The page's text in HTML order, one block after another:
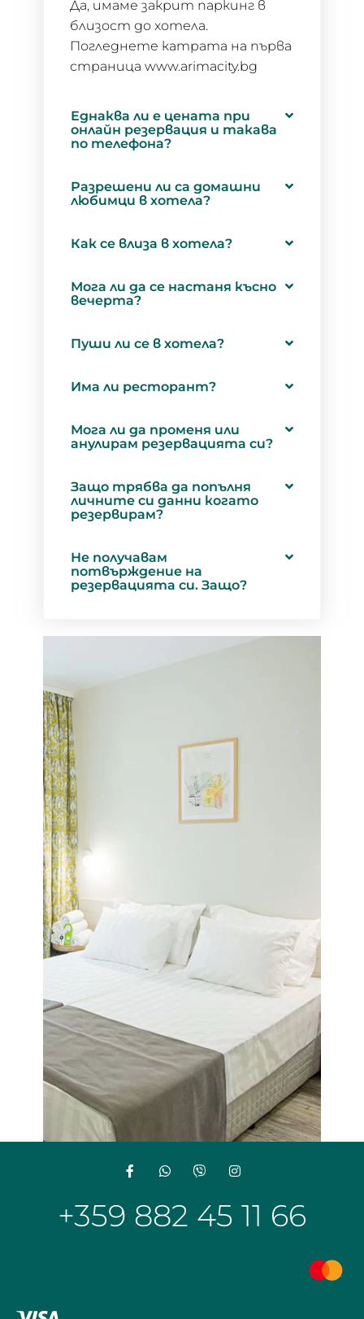
Да, имаме закрит паркинг в
близост до хотела.
Погледнете катрата на първа
страница www.arimacity.bg
Еднаква ли е цената при
онлайн резервация и такава
по телефона?
Разрешени ли са домашни
любимци в хотела?
Как се влиза в хотела?
Мога ли да се настаня късно
вечерта?
Пуши ли се в хотела?
Има ли ресторант?
Мога ли да променя или
анулирам резервацията си?
Защо трябва да попълня
личните си данни когато
резервирам?
Не получавам
потвърждение на
резервацията си. Защо?
+359 882 45 11 66